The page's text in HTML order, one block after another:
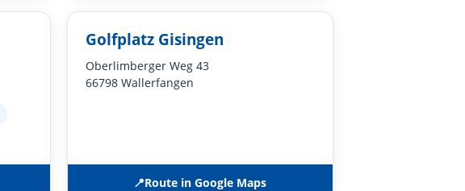
Golfplatz Gisingen
Oberlimberger Weg 43
66798 Wallerfangen
📍Route in Google Maps